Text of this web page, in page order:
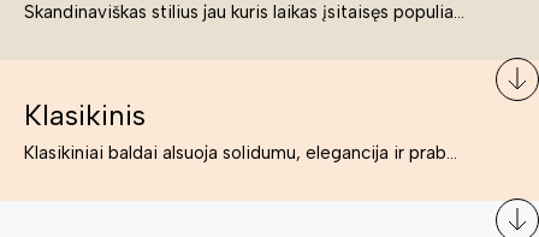
Skandinaviškas stilius jau kuris laikas įsitaisęs populiariausiųjų sąraše. Namai, butai labai dažnai įrengiami remiantis būtent šio stiliaus ypatumais. Dėl švelnių spalvų, praktiškumo ir estetikos jis masina tuos, kurie neabejingi šviesiem ar neutralių spalvų koloritui, paprastumui, funkcionalumui, natūralumui ir stilingai estetikai. Platų skandinaviškų baldų spektrą rasite „Deinavos baldų“ asortimente.
Klasikinis
Klasikiniai baldai alsuoja solidumu, elegancija ir prabanga. Paprastai jie būna masyvūs, kuria didybės įspūdį. Neabejotinai jie bus geriausias pasirinkimas estetiškam ir rafinuotam klasikiniam namų interjerui. Kartais klasikiniai baldai traktuojami kaip senoviniai, bet tai ne tiesa – klasika yra stilius, neišsemiama elegancija ir rafinuotumas.